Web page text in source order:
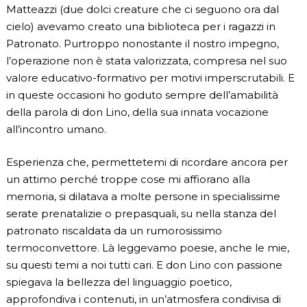
Matteazzi (due dolci creature che ci seguono ora dal
cielo) avevamo creato una biblioteca per i ragazzi in
Patronato. Purtroppo nonostante il nostro impegno,
l’operazione non è stata valorizzata, compresa nel suo
valore educativo-formativo per motivi imperscrutabili. E
in queste occasioni ho goduto sempre dell’amabilità
della parola di don Lino, della sua innata vocazione
all’incontro umano.
Esperienza che, permettetemi di ricordare ancora per
un attimo perché troppe cose mi affiorano alla
memoria, si dilatava a molte persone in specialissime
serate prenatalizie o prepasquali, su nella stanza del
patronato riscaldata da un rumorosissimo
termoconvettore. Là leggevamo poesie, anche le mie,
su questi temi a noi tutti cari. E don Lino con passione
spiegava la bellezza del linguaggio poetico,
approfondiva i contenuti, in un’atmosfera condivisa di